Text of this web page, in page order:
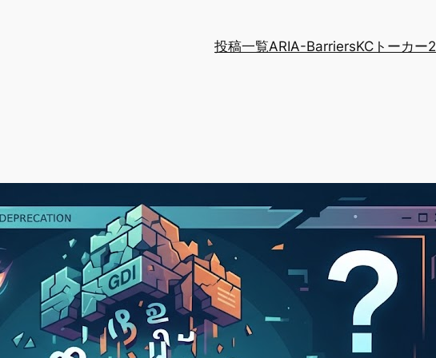
投稿一覧ARIA-BarriersKCトーカー2